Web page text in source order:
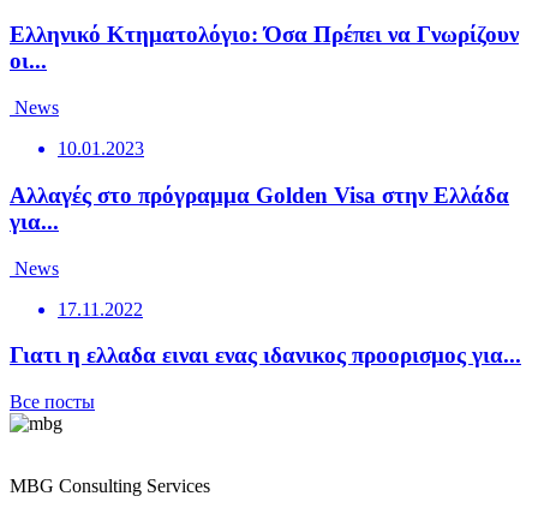
Ελληνικό Κτηματολόγιο: Όσα Πρέπει να Γνωρίζουν
οι...
News
10.01.2023
Αλλαγές στο πρόγραμμα Golden Visa στην Ελλάδα
για...
News
17.11.2022
Γιατι η ελλαδα ειναι ενας ιδανικος προορισμος για...
Все посты
MBG Consulting Services